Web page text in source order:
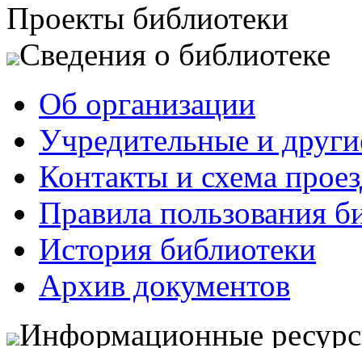
Проекты библиотеки
Сведения о библиотеке
Об организации
Учредительные и
Контакты и схема
Правила пользования
История библиотеки
Архив документов
Информационные